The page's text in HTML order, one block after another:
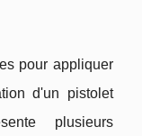
pour appliquer
d'un pistolet
plusieurs